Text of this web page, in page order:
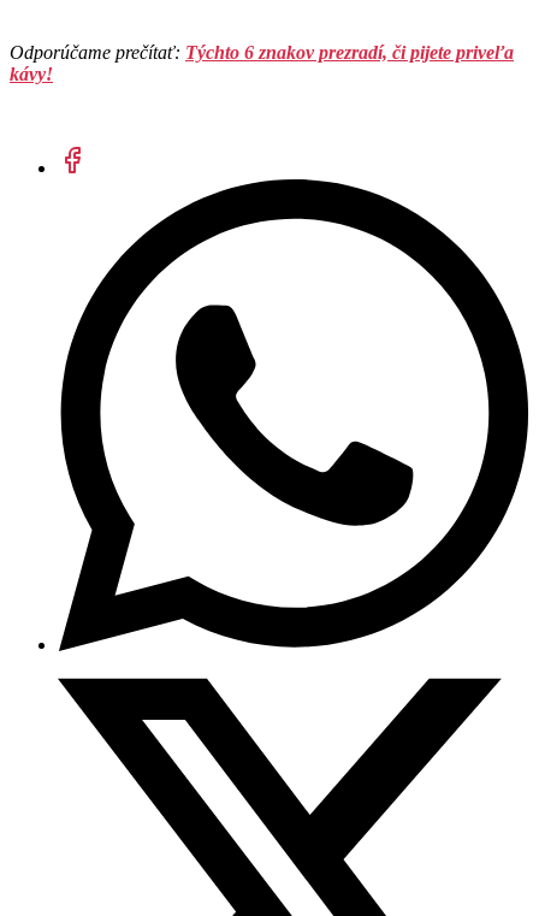
Odporúčame prečítať: Týchto 6 znakov prezradí, či pijete priveľa
kávy!